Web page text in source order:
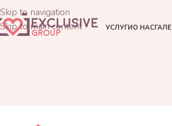
Skip to navigation
Skip to main content
УСЛУГИО НАС